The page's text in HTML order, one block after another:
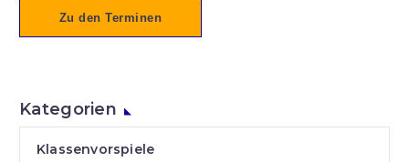
Zu den Terminen
Kategorien
Klassenvorspiele